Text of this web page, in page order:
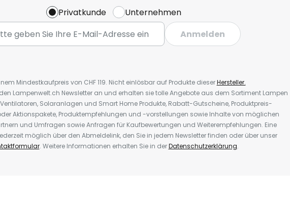
Privatkunde
Unternehmen
Anmelden
Mindestkaufpreis von CHF 119. Nicht einlösbar auf Produkte dieserHersteller.
Lampenwelt.ch Newsletter an und erhalten sie tolle Angebote aus dem Sortiment Lampen
Solaranlagen und Smart Home Produkte, Rabatt-Gutscheine, Produktpreis-
Aktionspakete, Produktempfehlungen und -vorstellungen sowie Inhalte von möglichen
und Umfragen sowie Anfragen für Kaufbewertungen und Weiterempfehlungen. Eine
möglich über den Abmeldelink, den Sie in jedem Newsletter finden oder über unser
. Weitere Informationen erhalten Sie in derDatenschutzerklärung.